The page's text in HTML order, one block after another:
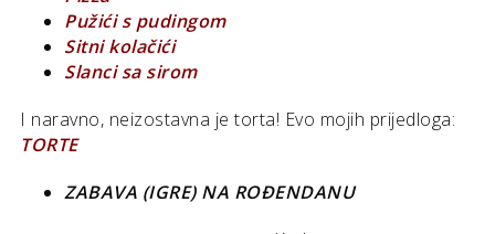
Pužići s pudingom
Sitni kolačići
Slanci sa sirom
I naravno, neizostavna je torta! Evo mojih prijedloga:
TORTE
ZABAVA (IGRE) NA ROĐENDANU